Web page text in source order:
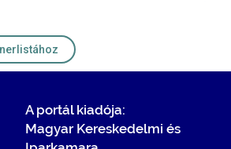
a partnerlistához
A portál kiadója:
Magyar Kereskedelmi és